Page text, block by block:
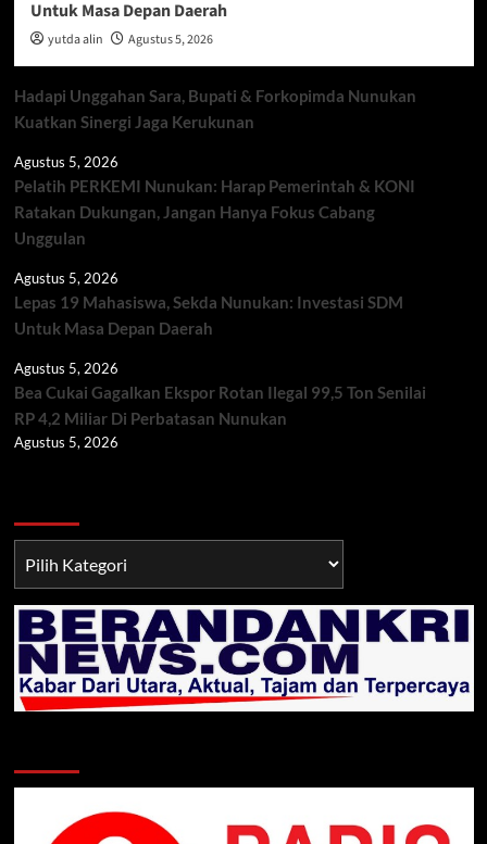
Untuk Masa Depan Daerah
yutda alin Agustus 5, 2026
Hadapi Unggahan Sara, Bupati & Forkopimda Nunukan
Kuatkan Sinergi Jaga Kerukunan
Agustus 5, 2026
Pelatih PERKEMI Nunukan: Harap Pemerintah & KONI
Ratakan Dukungan, Jangan Hanya Fokus Cabang
Unggulan
Agustus 5, 2026
Lepas 19 Mahasiswa, Sekda Nunukan: Investasi SDM
Untuk Masa Depan Daerah
Agustus 5, 2026
Bea Cukai Gagalkan Ekspor Rotan Ilegal 99,5 Ton Senilai
RP 4,2 Miliar Di Perbatasan Nunukan
Agustus 5, 2026
TNI/POLRI